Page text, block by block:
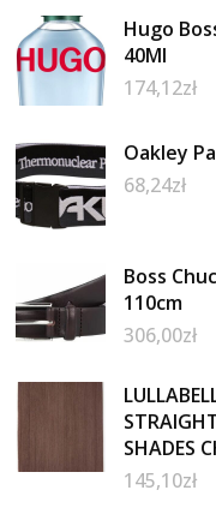
Hugo
40Ml
174,12zł
Oakley
68,24zł
Boss
110cm
306,00zł
SHADES
145,10zł